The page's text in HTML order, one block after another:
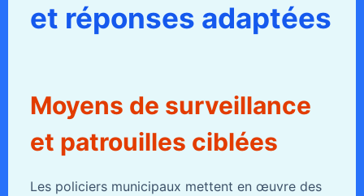
et réponses adaptées
Moyens de surveillance
et patrouilles ciblées
Les policiers municipaux mettent en œuvre des